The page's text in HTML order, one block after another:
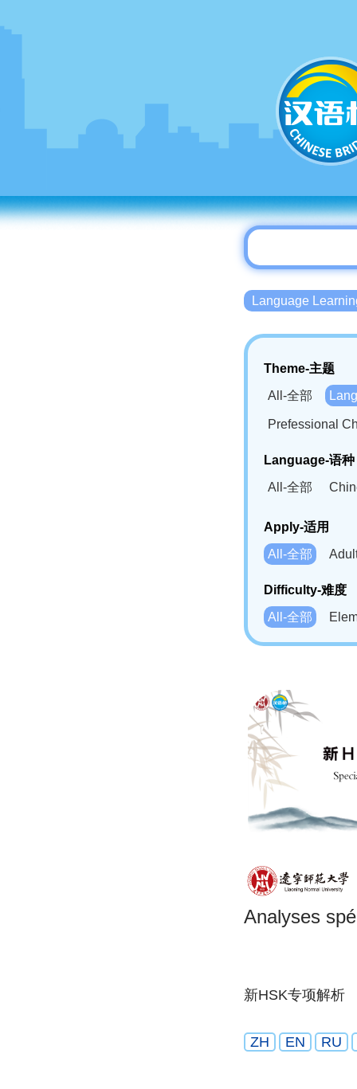
Language
Theme-主题
All-全部
Prefessional
Language-语种
All-全部
Bahasa
Swahili(SW)-
Apply-适用
All-全部
Difficulty-难度
All-全部
Analyses
新HSK专项解析
ZH EN RU